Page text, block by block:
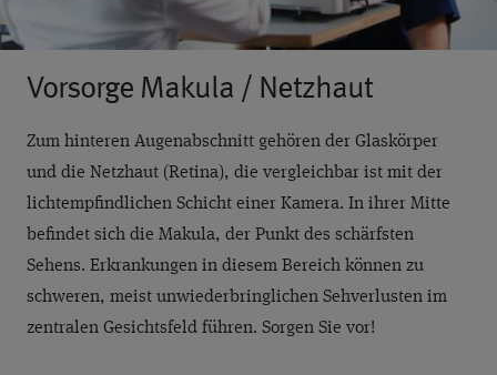
Vorsorge Makula / Netzhaut
Zum hinteren Augenabschnitt gehören der Glaskörper
und die Netzhaut (Retina), die vergleichbar ist mit der
lichtempfindlichen Schicht einer Kamera. In ihrer Mitte
befindet sich die Makula, der Punkt des schärfsten
Sehens. Erkrankungen in diesem Bereich können zu
schweren, meist unwiederbringlichen Sehverlusten im
zentralen Gesichtsfeld führen. Sorgen Sie vor!